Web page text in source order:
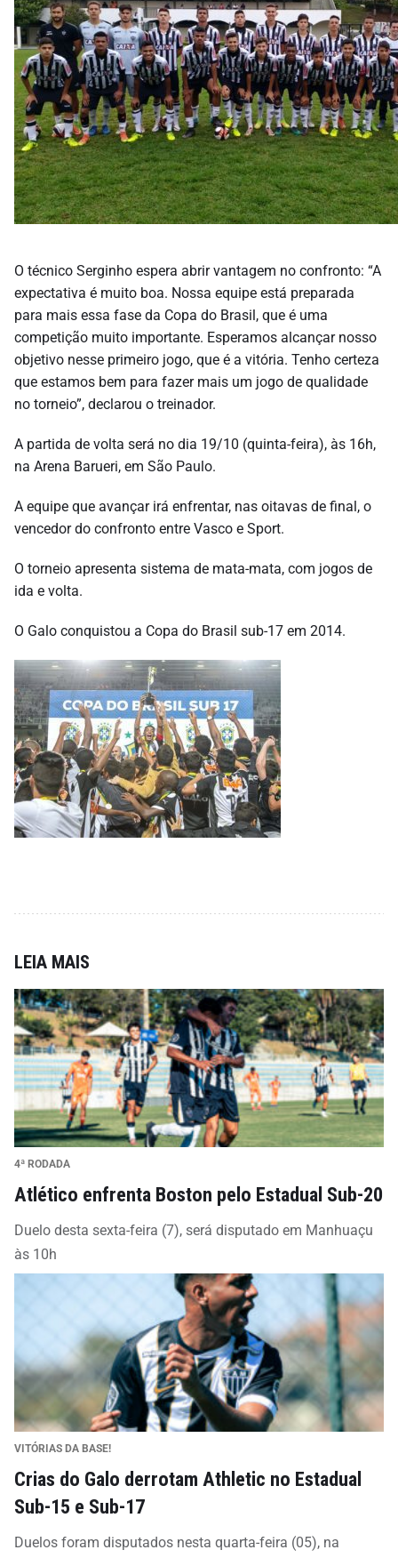
O técnico Serginho espera abrir vantagem no confronto: “A
expectativa é muito boa. Nossa equipe está preparada
para mais essa fase da Copa do Brasil, que é uma
competição muito importante. Esperamos alcançar nosso
objetivo nesse primeiro jogo, que é a vitória. Tenho certeza
que estamos bem para fazer mais um jogo de qualidade
no torneio”, declarou o treinador.
A partida de volta será no dia 19/10 (quinta-feira), às 16h,
na Arena Barueri, em São Paulo.
A equipe que avançar irá enfrentar, nas oitavas de final, o
vencedor do confronto entre Vasco e Sport.
O torneio apresenta sistema de mata-mata, com jogos de
ida e volta.
O Galo conquistou a Copa do Brasil sub-17 em 2014.
LEIA MAIS
4ª RODADA
Atlético enfrenta Boston pelo Estadual Sub-20
Duelo desta sexta-feira (7), será disputado em Manhuaçu
às 10h
VITÓRIAS DA BASE!
Crias do Galo derrotam Athletic no Estadual
Sub-15 e Sub-17
Duelos foram disputados nesta quarta-feira (05), na